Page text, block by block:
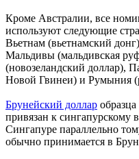
Кроме Австралии, все
используют следующие
Вьетнам (вьетнамский
Мальдивы (мальдивская
(новозеландский доллар),
Новой Гвинеи) и Румыния
Брунейский доллар
привязан к сингапурскому
Сингапуре параллельно
обычно принимается в